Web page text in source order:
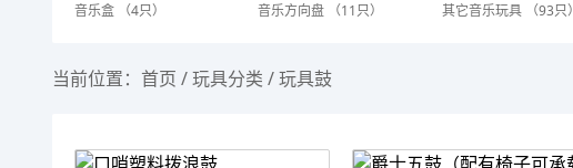
音乐盒 （4只）
音乐方向盘 （11只） 其它音乐玩具 （93只）
当前位置： 首页 /玩具分类 /玩具鼓